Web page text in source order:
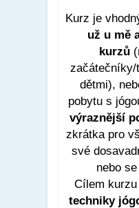
Kurz je
už u mě
kurzů
začátečníky/
dětmi),
pobytu s
výraznější
zkrátka pro
své
nebo
Cílem kurzu
techniky